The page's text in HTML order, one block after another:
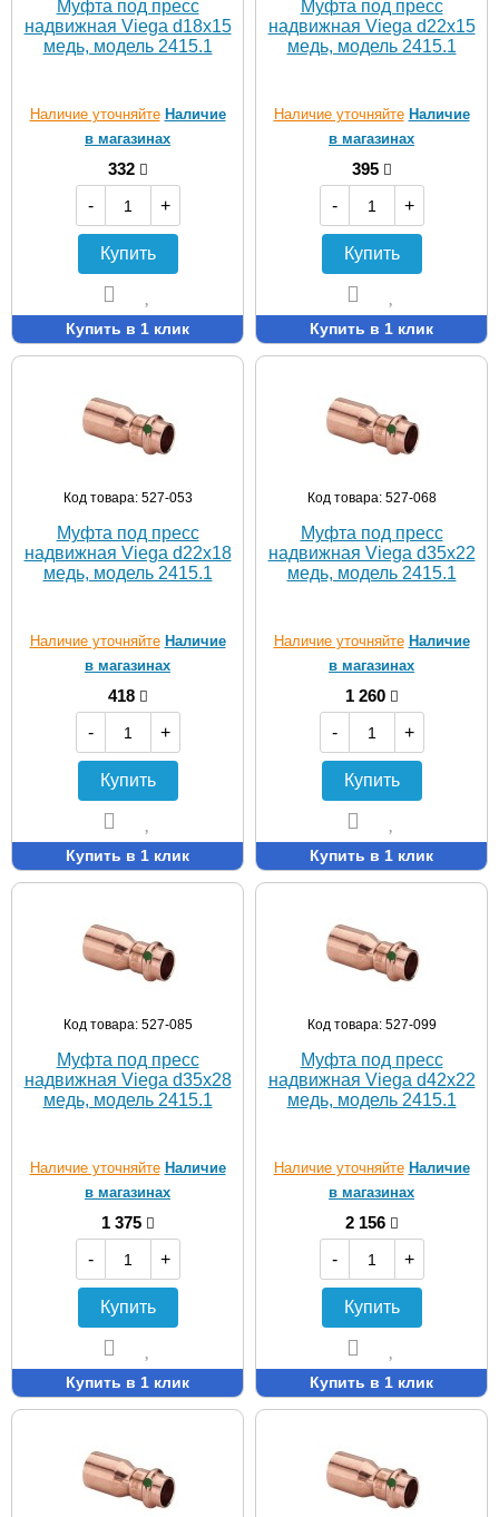
Муфта под пресс
надвижная Viega d18х15
медь, модель 2415.1
Наличие уточняйте Наличие
в магазинах
332
-
+
Купить
Купить в 1 клик
Муфта под пресс
надвижная Viega d22х15
медь, модель 2415.1
Наличие уточняйте Наличие
в магазинах
395
-
+
Купить
Купить в 1 клик
Код товара: 527-053
Муфта под пресс
надвижная Viega d22х18
медь, модель 2415.1
Наличие уточняйте Наличие
в магазинах
418
-
+
Купить
Купить в 1 клик
Код товара: 527-068
Муфта под пресс
надвижная Viega d35х22
медь, модель 2415.1
Наличие уточняйте Наличие
в магазинах
1 260
-
+
Купить
Купить в 1 клик
Код товара: 527-085
Муфта под пресс
надвижная Viega d35х28
медь, модель 2415.1
Наличие уточняйте Наличие
в магазинах
1 375
-
+
Купить
Купить в 1 клик
Код товара: 527-099
Муфта под пресс
надвижная Viega d42х22
медь, модель 2415.1
Наличие уточняйте Наличие
в магазинах
2 156
-
+
Купить
Купить в 1 клик